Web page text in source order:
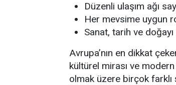
Düzenli ulaşım ağı
Her mevsime uygun
Sanat, tarih ve
Avrupa’nın en dikkat
kültürel mirası ve
olmak üzere birçok